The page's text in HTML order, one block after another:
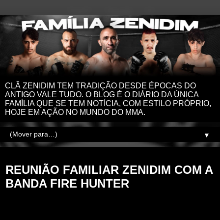
CLÃ ZENIDIM TEM TRADIÇÃO DESDE ÉPOCAS DO
ANTIGO VALE TUDO. O BLOG É O DIÁRIO DA ÚNICA
FAMÍLIA QUE SE TEM NOTÍCIA, COM ESTILO PRÓPRIO,
HOJE EM AÇÃO NO MUNDO DO MMA.
▼
REUNIÃO FAMILIAR ZENIDIM COM A
BANDA FIRE HUNTER